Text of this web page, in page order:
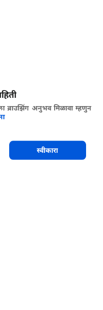
ब्राउझिंग अनुभव मिळावा म्हणुन
स्वीकारा